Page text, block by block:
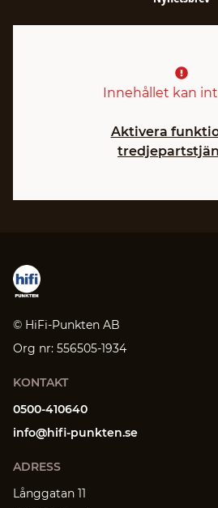
Innehållet kan
Aktivera
© HiFi-Punkten AB
Org nr: 556505-1934
KONTAKT
0500-410640
info@hifi-punkten.se
ADRESS
Långgatan 11